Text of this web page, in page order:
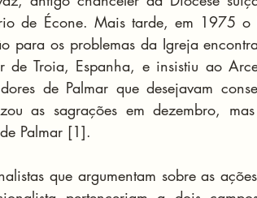
de Écone. Mais tarde, em 1975 o
para os problemas da Igreja
de Troia, Espanha, e insistiu ao
de Palmar que desejavam
as sagrações em dezembro,
Palmar [1].
que argumentam sobre as